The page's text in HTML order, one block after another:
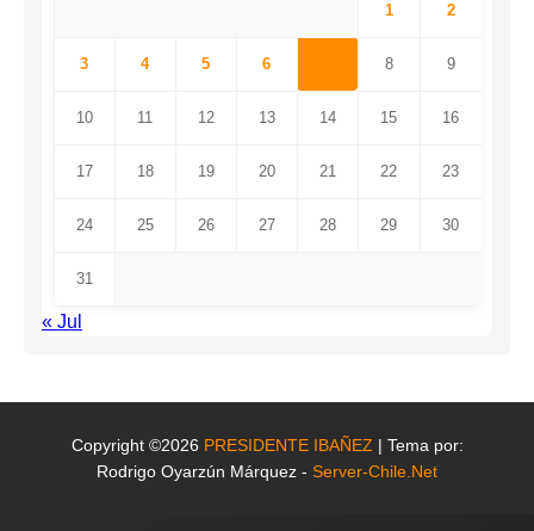
1 2
3 4 5 6 8 9
10 11 12 13 14 15 16
17 18 19 20 21 22 23
24 25 26 27 28 29 30
31
« Jul
Copyright ©2026 PRESIDENTE IBAÑEZ | Tema por:
Rodrigo Oyarzún Márquez - Server-Chile.Net